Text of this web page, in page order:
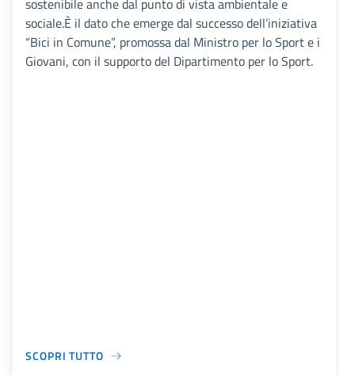
sostenibile anche dal punto di vista ambientale e
sociale.È il dato che emerge dal successo dell’iniziativa
“Bici in Comune”, promossa dal Ministro per lo Sport e i
Giovani, con il supporto del Dipartimento per lo Sport.
SCOPRI TUTTO